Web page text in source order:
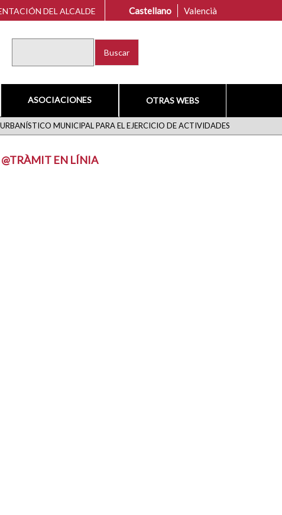
DEL ALCALDE Castellano Valencià
ASOCIACIONES OTRAS WEBS
MUNICIPAL PARA EL EJERCICIO DE ACTIVIDADES
@TRÀMIT EN LÍNIA